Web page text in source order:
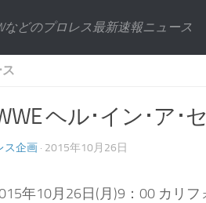
などのプロレス最新速報ニュース
ヘル･イン･ア･
ス企画 · 2015年10月26日
年10月26日(月)9：00 カリ